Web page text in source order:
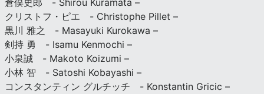
倉俣史郎 - Shirou Kuramata –
クリストフ・ピエ - Christophe Pillet –
黒川 雅之 - Masayuki Kurokawa –
剣持 勇 - Isamu Kenmochi –
小泉誠 - Makoto Koizumi –
小林 智 - Satoshi Kobayashi –
コンスタンティン グルチッチ - Konstantin Gricic –